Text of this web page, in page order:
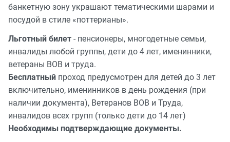
банкетную зону украшают тематическими шарами и
посудой в стиле «поттерианы».
Льготный билет - пенсионеры, многодетные семьи,
инвалиды любой группы, дети до 4 лет, именинники,
ветераны ВОВ и труда.
Бесплатный проход предусмотрен для детей до 3 лет
включительно, именинников в день рождения (при
наличии документа), Ветеранов ВОВ и Труда,
инвалидов всех групп (только дети до 14 лет)
Необходимы подтверждающие документы.